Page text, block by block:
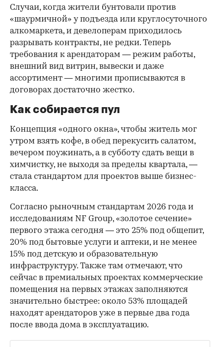
Случаи, когда жители бунтовали против
«шаурмичной» у подъезда или круглосуточного
алкомаркета, и девелоперам приходилось
разрывать контракты, не редки. Теперь
требования к арендаторам — режим работы,
внешний вид витрин, вывески и даже
ассортимент — многими прописываются в
договорах достаточно жестко.
Как собирается пул
Концепция «одного окна», чтобы житель мог
утром взять кофе, в обед перекусить салатом,
вечером поужинать, а в субботу сдать вещи в
химчистку, не выходя за пределы квартала, —
стала стандартом для проектов выше бизнес-
класса.
Согласно рыночным стандартам 2026 года и
исследованиям NF Group, «золотое сечение»
первого этажа сегодня — это 25% под общепит,
20% под бытовые услуги и аптеки, и не менее
15% под детскую и образовательную
инфраструктуру. Также там отмечают, что
сейчас в премиальных проектах коммерческие
помещения на первых этажах заполняются
значительно быстрее: около 53% площадей
находят арендаторов уже в первые два года
после ввода дома в эксплуатацию.